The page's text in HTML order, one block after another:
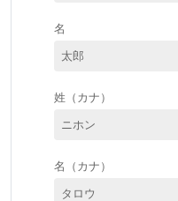
名
姓（カナ）
名（カナ）